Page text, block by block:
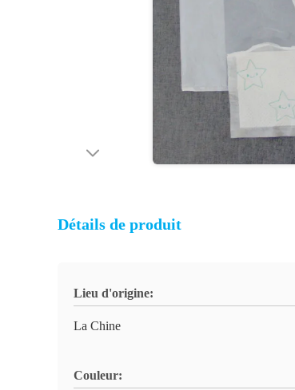
Détails de produit
Lieu d'origine:
La Chine
Couleur: